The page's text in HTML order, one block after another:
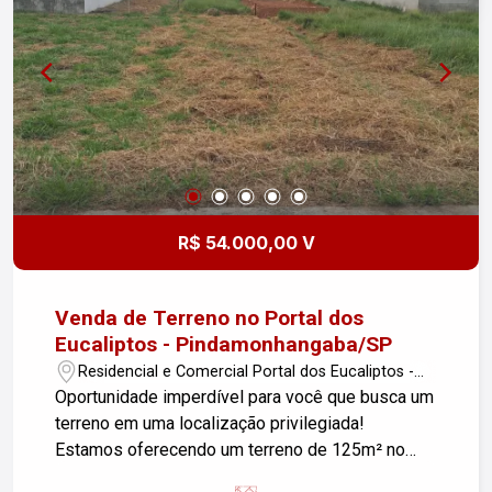
R$ 54.000,00 V
Venda de Terreno no Portal dos
Eucaliptos - Pindamonhangaba/SP
Residencial e Comercial Portal dos Eucaliptos -
Pindamonhangaba/SP
Oportunidade imperdível para você que busca um
terreno em uma localização privilegiada!
Estamos oferecendo um terreno de 125m² no